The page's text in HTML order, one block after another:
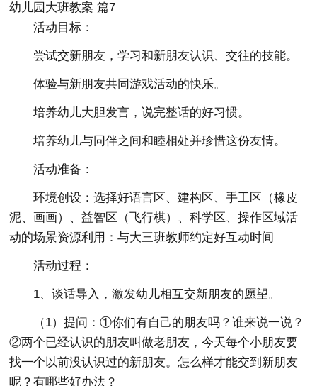
幼儿园大班教案 篇7
活动目标：
尝试交新朋友，学习和新朋友认识、交往的技能。
体验与新朋友共同游戏活动的快乐。
培养幼儿大胆发言，说完整话的好习惯。
培养幼儿与同伴之间和睦相处并珍惜这份友情。
活动准备：
环境创设：选择好语言区、建构区、手工区（橡皮
泥、画画）、益智区（飞行棋）、科学区、操作区域活
动的场景资源利用：与大三班教师约定好互动时间
活动过程：
1、谈话导入，激发幼儿相互交新朋友的愿望。
（1）提问：①你们有自己的朋友吗？谁来说一说？
②两个已经认识的朋友叫做老朋友，今天每个小朋友要
找一个以前没认识过的新朋友。怎么样才能交到新朋友
呢？有哪些好办法？